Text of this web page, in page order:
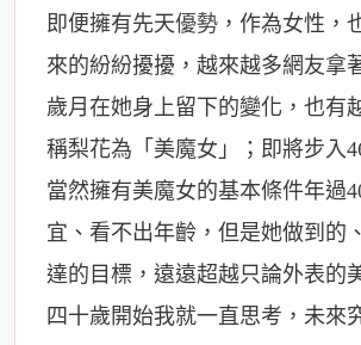
即便擁有先天優勢 ，作為女性，
來的紛紛擾擾，越來越多網友拿
歲月在她身上留下的變化，也有
稱梨花為「美魔女」；即將步入
當然擁有美魔女的基本條件年
宜、看不出年齡，但是她做到的
達的目標，遠遠超越只論外表的
四十歲開始我就一直思考，未來